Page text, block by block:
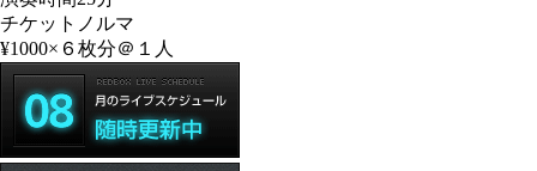
チケットノルマ
¥1000×６枚分＠１人